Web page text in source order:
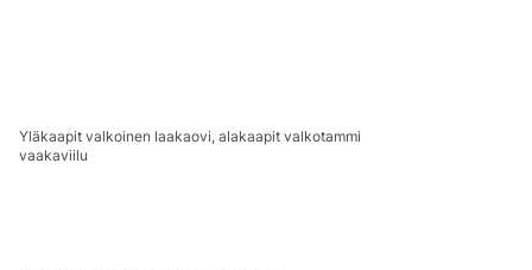
Yläkaapit valkoinen laakaovi, alakaapit valkotammi
vaakaviilu